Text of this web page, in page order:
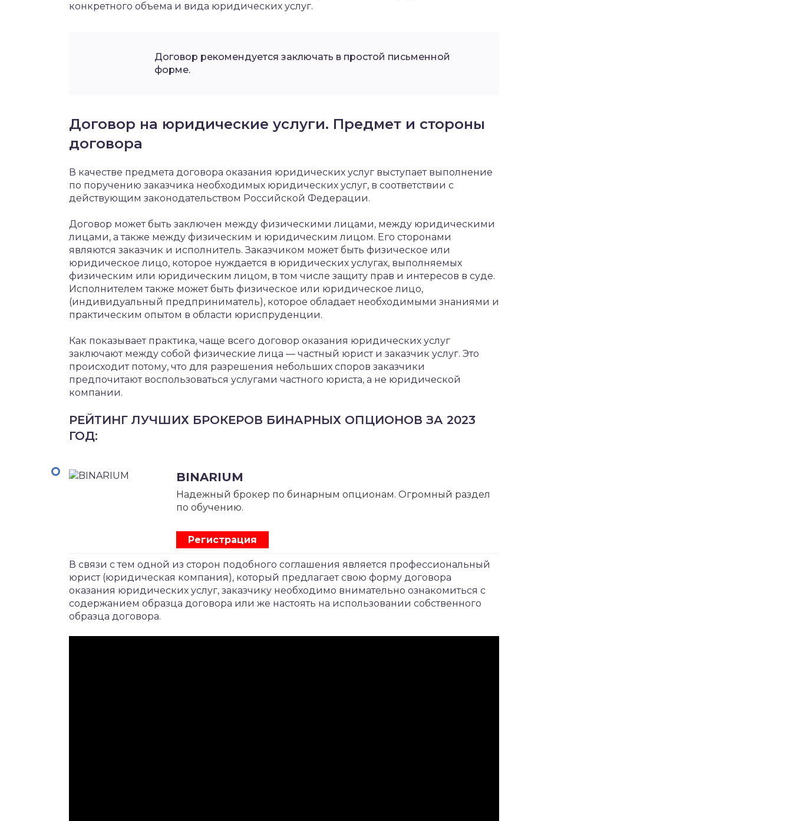
конкретного объема и вида юридических услуг.
Договор рекомендуется заключать в простой письменной
форме.
Договор на юридические услуги. Предмет и стороны
договора
В качестве предмета договора оказания юридических услуг выступает выполнение
по поручению заказчика необходимых юридических услуг, в соответствии с
действующим законодательством Российской Федерации.
Договор может быть заключен между физическими лицами, между юридическими
лицами, а также между физическим и юридическим лицом. Его сторонами
являются заказчик и исполнитель. Заказчиком может быть физическое или
юридическое лицо, которое нуждается в юридических услугах, выполняемых
физическим или юридическим лицом, в том числе защиту прав и интересов в суде.
Исполнителем также может быть физическое или юридическое лицо,
(индивидуальный предприниматель), которое обладает необходимыми знаниями и
практическим опытом в области юриспруденции.
Как показывает практика, чаще всего договор оказания юридических услуг
заключают между собой физические лица — частный юрист и заказчик услуг. Это
происходит потому, что для разрешения небольших споров заказчики
предпочитают воспользоваться услугами частного юриста, а не юридической
компании.
РЕЙТИНГ ЛУЧШИХ БРОКЕРОВ БИНАРНЫХ ОПЦИОНОВ ЗА 2023
ГОД:
BINARIUM
Надежный брокер по бинарным опционам. Огромный раздел
по обучению.
Регистрация
В связи с тем одной из сторон подобного соглашения является профессиональный
юрист (юридическая компания), который предлагает свою форму договора
оказания юридических услуг, заказчику необходимо внимательно ознакомиться с
содержанием образца договора или же настоять на использовании собственного
образца договора.